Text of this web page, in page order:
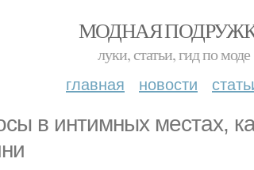
МОДНАЯ
луки, статьи, гид по моде
главная новости
в интимных местах,